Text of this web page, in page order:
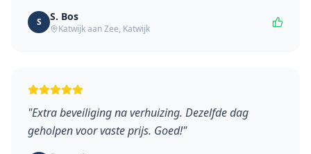
S S. Bos
Katwijk aan Zee, Katwijk
"Extra beveiliging na verhuizing. Dezelfde dag
geholpen voor vaste prijs. Goed!"